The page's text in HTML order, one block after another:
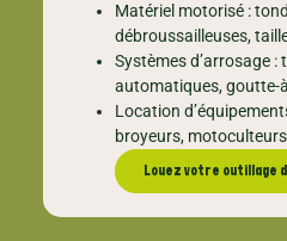
Matériel motorisé :
débroussailleuses,
Systèmes d’arrosage
automatiques, goutte-
Location
broyeurs,
Louez votre outillage